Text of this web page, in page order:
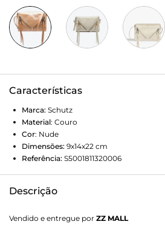
Características
Marca: Schutz
Material: Couro
Cor: Nude
Dimensões: 9x14x22 cm
Referência: S5001811320006
Descrição
que combina o mood urbano e boho
Vendido e entregue por ZZ MALL